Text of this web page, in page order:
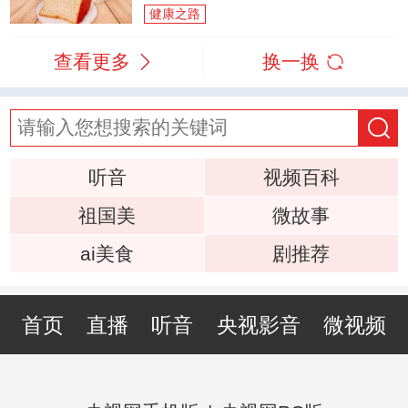
健康之路
查看更多 换一换
听音
视频百科
祖国美
微故事
ai美食
剧推荐
首页 直播 听音 央视影音 微视频